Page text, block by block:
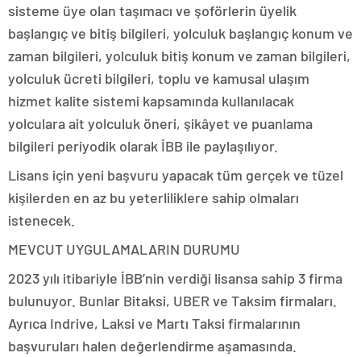
sisteme üye olan taşımacı ve şoförlerin üyelik
başlangıç ve bitiş bilgileri, yolculuk başlangıç konum ve
zaman bilgileri, yolculuk bitiş konum ve zaman bilgileri,
yolculuk ücreti bilgileri, toplu ve kamusal ulaşım
hizmet kalite sistemi kapsamında kullanılacak
yolculara ait yolculuk öneri, şikâyet ve puanlama
bilgileri periyodik olarak İBB ile paylaşılıyor.
Lisans için yeni başvuru yapacak tüm gerçek ve tüzel
kişilerden en az bu yeterliliklere sahip olmaları
istenecek.
MEVCUT UYGULAMALARIN DURUMU
2023 yılı itibariyle İBB’nin verdiği lisansa sahip 3 firma
bulunuyor. Bunlar Bitaksi, UBER ve Taksim firmaları.
Ayrıca Indrive, Laksi ve Martı Taksi firmalarının
başvuruları halen değerlendirme aşamasında.